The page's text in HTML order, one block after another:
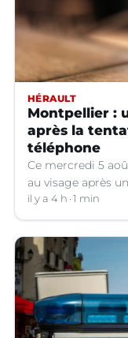
HÉRAULT
Montpellier :
après la
téléphone
Ce mercredi 5
au visage après
téléphone
il y a 4 h 1 min